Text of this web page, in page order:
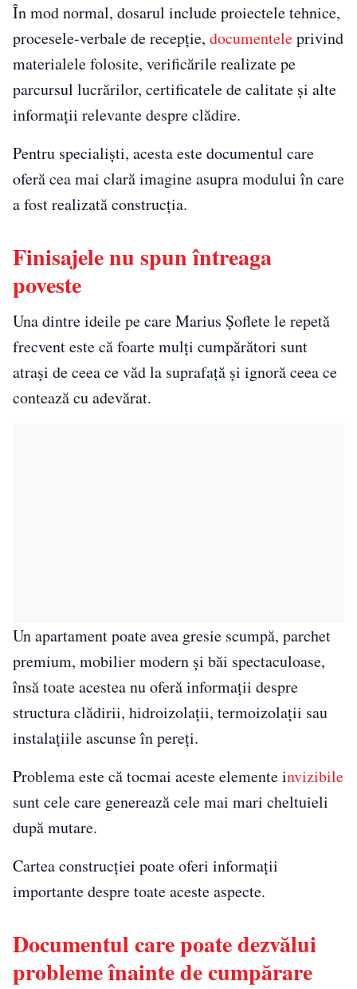
În mod normal, dosarul include proiectele tehnice,
procesele-verbale de recepție, documenteleprivind
materialele folosite, verificările realizate pe
parcursul lucrărilor, certificatele de calitate și alte
informații relevante despre clădire.
Pentru specialiști, acesta este documentul care
oferă cea mai clară imagine asupra modului în care
a fost realizată construcția.
Finisajele nu spun întreaga
poveste
Una dintre ideile pe care Marius Șoflete le repetă
frecvent este că foarte mulți cumpărători sunt
atrași de ceea ce văd la suprafață și ignoră ceea ce
contează cu adevărat.
Un apartament poate avea gresie scumpă, parchet
premium, mobilier modern și băi spectaculoase,
însă toate acestea nu oferă informații despre
structura clădirii, hidroizolații, termoizolații sau
instalațiile ascunse în pereți.
Problema este că tocmai aceste elemente invizibile
sunt cele care generează cele mai mari cheltuieli
după mutare.
Cartea construcției poate oferi informații
importante despre toate aceste aspecte.
Documentul care poate dezvălui
probleme înainte de cumpărare